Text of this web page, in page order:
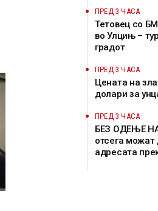
ПРЕД 3 ЧАСА
Тетовец со
во Улцињ –
градот
ПРЕД 3 ЧАСА
Цената на
долари за
ПРЕД 3 ЧАСА
БЕЗ ОДЕЊЕ
отсега можат
адресата